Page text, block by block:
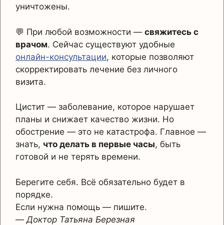
уничтожены.
💬 При любой возможности — свяжитесь с
врачом. Сейчас существуют удобные
онлайн-консультации, которые позволяют
скорректировать лечение без личного
визита.
Цистит — заболевание, которое нарушает
планы и снижает качество жизни. Но
обострение — это не катастрофа. Главное —
знать, что делать в первые часы, быть
готовой и не терять времени.
Берегите себя. Всё обязательно будет в
порядке.
Если нужна помощь — пишите.
— Доктор Татьяна Березная